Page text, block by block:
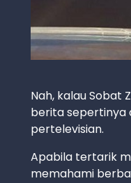
Nah, kalau Sobat
berita sepertinya
pertelevisian.
Apabila tertarik
memahami